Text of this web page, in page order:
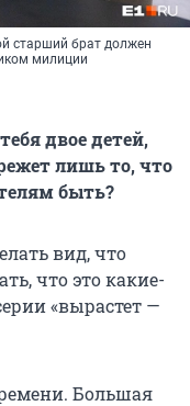
старший брат должен
милиции
двое детей,
лишь то, что
быть?
вид, что
что это какие-
«вырастет —
Большая